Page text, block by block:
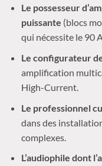
Le possesseur
puissante (blocs
qui nécessite le 90
Le configurateur
amplification
High-Current.
Le professionnel
dans des
complexes.
L’audiophile dont